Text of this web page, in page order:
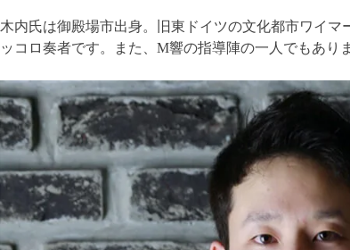
木内氏は御殿場市出身。旧東ドイツの文化都市ワイ
ッコロ奏者です。また、M響の指導陣の一人でもあり